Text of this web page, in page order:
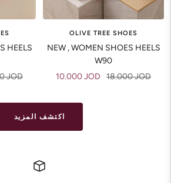
HEELS
JOD
OLIVE TREE SHOES
NEW , WOMEN SHOES HEELS
W90
Sale
10.000 JOD
Regular
18.000 JOD
اكتشف المزيد